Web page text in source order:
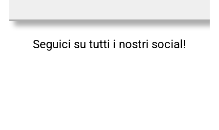
Seguici su tutti i nostri social!